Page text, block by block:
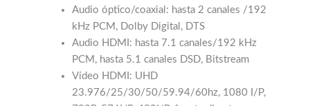
Audio óptico/coaxial: hasta 2 canales /192
kHz PCM, Dolby Digital, DTS
Audio HDMI: hasta 7.1 canales/192 kHz
PCM, hasta 5.1 canales DSD, Bitstream
Vídeo HDMI: UHD
23.976/25/30/50/59.94/60hz, 1080 I/P,